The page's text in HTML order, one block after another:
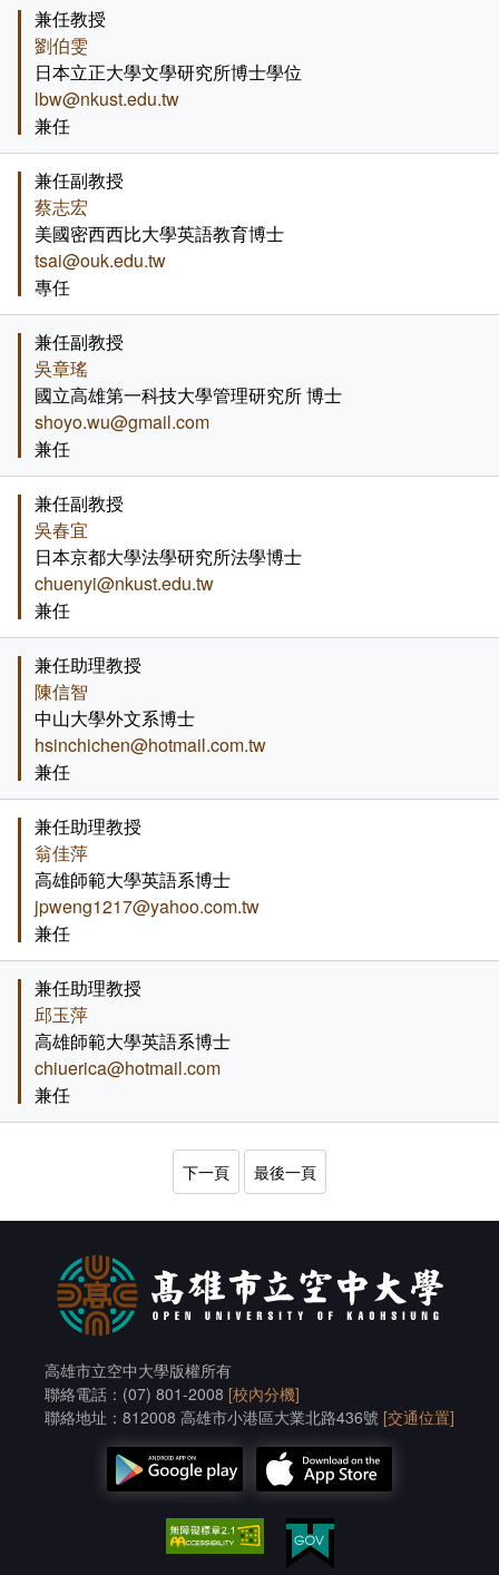
兼任教授
劉伯雯
日本立正大學文學研究所博士學位
lbw@nkust.edu.tw
兼任
兼任副教授
蔡志宏
美國密西西比大學英語教育博士
tsai@ouk.edu.tw
專任
兼任副教授
吳章瑤
國立高雄第一科技大學管理研究所 博士
shoyo.wu@gmail.com
兼任
兼任副教授
吳春宜
日本京都大學法學研究所法學博士
chuenyi@nkust.edu.tw
兼任
兼任助理教授
陳信智
中山大學外文系博士
hsinchichen@hotmail.com.tw
兼任
兼任助理教授
翁佳萍
高雄師範大學英語系博士
jpweng1217@yahoo.com.tw
兼任
兼任助理教授
邱玉萍
高雄師範大學英語系博士
chiuerica@hotmail.com
兼任
下一頁 最後一頁
高雄市立空中大學版權所有
聯絡電話：(07) 801-2008 [校內分機]
聯絡地址：812008 高雄市小港區大業北路436號 [交通位置]